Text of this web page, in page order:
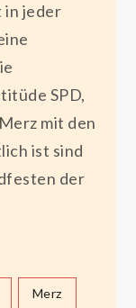
in jeder
SPD,
mit den
ist sind
der
Merz